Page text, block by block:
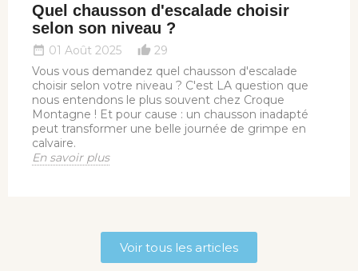
Quel chausson d'escalade choisir
selon son niveau ?
date_range 01 Août 2025 thumb_up_alt
29
Vous vous demandez quel chausson d'escalade
choisir selon votre niveau ? C'est LA question que
nous entendons le plus souvent chez Croque
Montagne ! Et pour cause : un chausson inadapté
peut transformer une belle journée de grimpe en
calvaire.
En savoir plus
Voir tous les articles